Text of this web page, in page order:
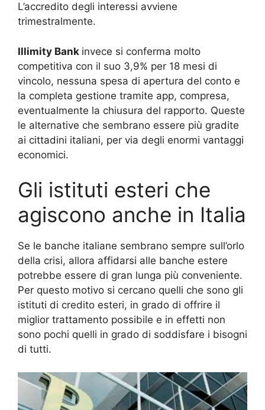
L’accredito degli interessi avviene
trimestralmente.
Illimity Bank invece si conferma molto
competitiva con il suo 3,9% per 18 mesi di
vincolo, nessuna spesa di apertura del conto e
la completa gestione tramite app, compresa,
eventualmente la chiusura del rapporto. Queste
le alternative che sembrano essere più gradite
ai cittadini italiani, per via degli enormi vantaggi
economici.
Gli istituti esteri che
agiscono anche in Italia
Se le banche italiane sembrano sempre sull’orlo
della crisi, allora affidarsi alle banche estere
potrebbe essere di gran lunga più conveniente.
Per questo motivo si cercano quelli che sono gli
istituti di credito esteri, in grado di offrire il
miglior trattamento possibile e in effetti non
sono pochi quelli in grado di soddisfare i bisogni
di tutti.